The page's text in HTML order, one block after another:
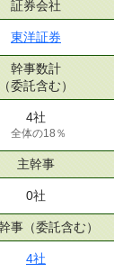
証券会社
東洋証券
幹事数計
（委託含む）
4社
全体の18％
主幹事
0社
事 （委託含む）
4社